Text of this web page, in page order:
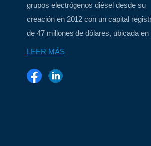
grupos electrógenos diésel desde su
creación en 2012 con un capital
de 47 millones de dólares, ubicada en
Xiamen, China, una hermosa ciudad
LEER MÁS